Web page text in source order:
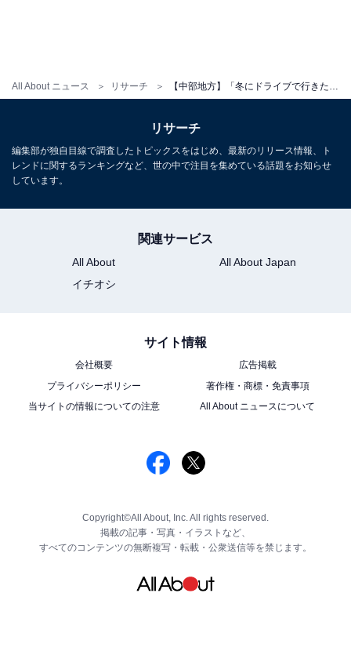
All About ニュース リサーチ 【中部地方】「冬にドライブで行きたい場所」ランキング！ 「富士山」と同率の1位は？
リサーチ
編集部が独自目線で調査したトピックスをはじめ、最新のリリース情報、ト
レンドに関するランキングなど、世の中で注目を集めている話題をお知らせ
しています。
関連サービス
All About
All About Japan
イチオシ
サイト情報
会社概要
広告掲載
プライバシーポリシー
著作権・商標・免責事項
当サイトの情報についての注意
All About ニュースについて
Copyright©All About, Inc. All rights reserved.
掲載の記事・写真・イラストなど、
すべてのコンテンツの無断複写・転載・公衆送信等を禁じます。